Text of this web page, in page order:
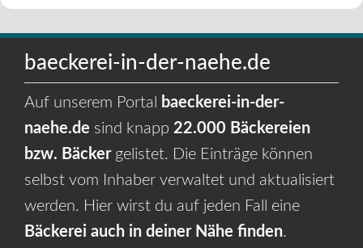
baeckerei-in-der-naehe.de
Auf unserem Portal
baeckerei-in-der-
naehe.de sind knapp 22.000 Bäckereien
bzw. Bäckergelistet. Die Einträge können
selbst vom Inhaber verwaltet und aktualisiert
werden. Hier wirst du auf jeden Fall eine
Bäckerei auch in deiner Nähe finden.